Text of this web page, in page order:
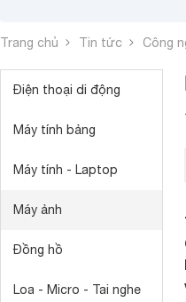
Trang chủ Tin tức Công
Điện thoại di động
Máy tính bảng
Máy tính - Laptop
Máy ảnh
Đồng hồ
Loa - Micro - Tai nghe